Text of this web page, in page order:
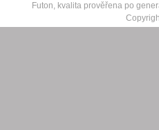
Futon, kvalita prověřena po